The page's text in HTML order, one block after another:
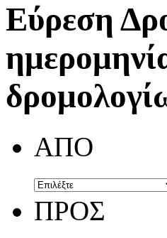
Εύρεση
ΑΠΟ
ΠΡΟΣ